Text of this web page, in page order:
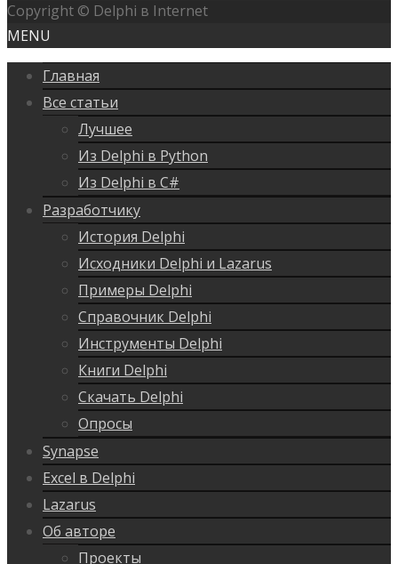
Copyright © Delphi в Internet
MENU
Главная
Все статьи
Лучшее
Из Delphi в Python
Из Delphi в C#
Разработчику
История Delphi
Исходники Delphi и Lazarus
Примеры Delphi
Справочник Delphi
Инструменты Delphi
Книги Delphi
Скачать Delphi
Опросы
Synapse
Excel в Delphi
Lazarus
Об авторе
Проекты